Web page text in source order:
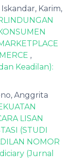
Karim,
,
Keadilan):
Anggrita
LISAN
(STUDI
NOMOR
(Jurnal